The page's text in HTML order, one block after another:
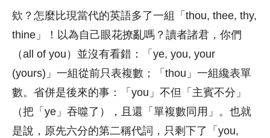
欸？怎麼比現當代的英語多了一組「thou, thee, thy,
thine」！以為自己眼花撩亂嗎？讀者諸君，你們
（all of you）並沒有看錯：「ye, you, your
(yours)」一組從前只表複數；「thou」一組纔表單
數。省併是後來的事：「you」不但「主賓不分」
（把「ye」吞噬了），且還「單複數同用」。也就
是說，原先六分的第二稱代詞，只剩下了「you,